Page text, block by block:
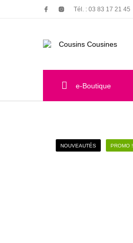
Tél. : 03 83 17 21 45
e-Boutique
NOUVEAUTÉS PROMO !